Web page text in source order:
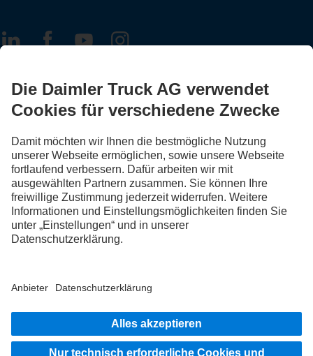
FOLLOW THE ROADSTARS.
Tausche jetzt Erfahrungen mit anderen Truckerinnen und
Truckern aus.
Steig ein
Impressum
Datenschutz